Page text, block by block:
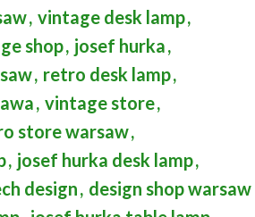
, vintage desk lamp,
shop, josef hurka,
, retro desk lamp,
, vintage store,
store warsaw,
, josef hurka desk lamp,
design, design shop warsaw